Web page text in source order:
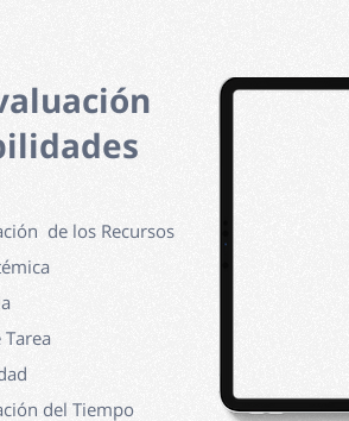
de los Recursos
Tarea
del Tiempo